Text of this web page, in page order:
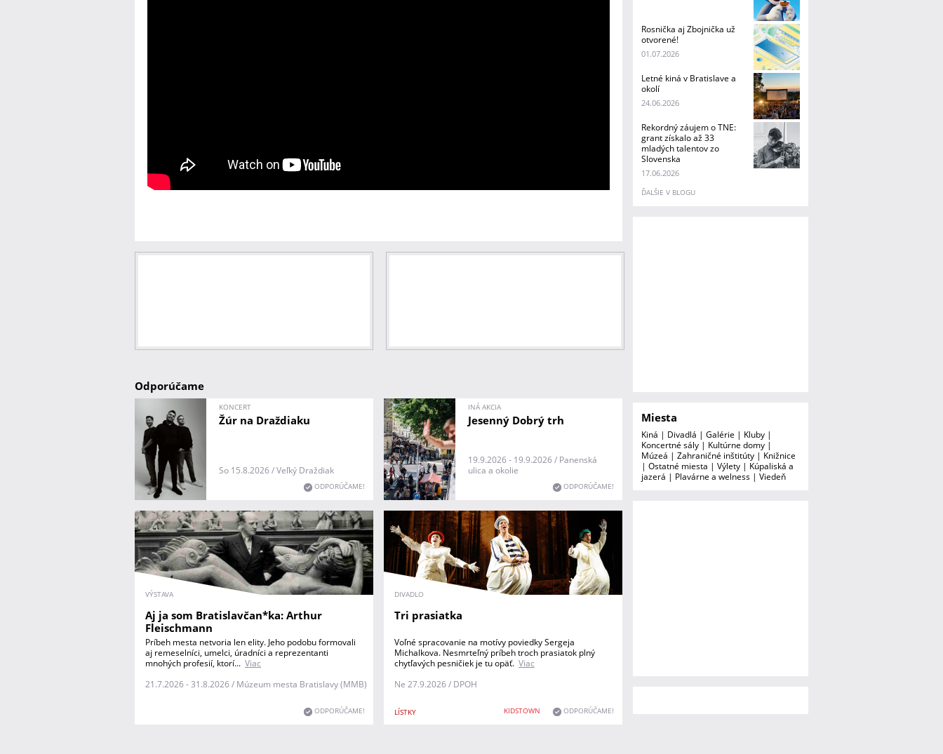
Odporúčame
KONCERT
Žúr na Draždiaku
So 15.8.2026 / Veľký Draždiak
ODPORÚČAME!
INÁ AKCIA
Jesenný Dobrý trh
19.9.2026 - 19.9.2026 / Panenská
ulica a okolie
ODPORÚČAME!
VÝSTAVA
Aj ja som Bratislavčan*ka: Arthur
Fleischmann
Príbeh mesta netvoria len elity. Jeho podobu formovali
aj remeselníci, umelci, úradníci a reprezentanti
mnohých profesií, ktorí... Viac
21.7.2026 - 31.8.2026 / Múzeum mesta Bratislavy (MMB)
ODPORÚČAME!
DIVADLO
Tri prasiatka
LÍSTKY
Voľné spracovanie na motívy poviedky Sergeja
Michalkova. Nesmrteľný príbeh troch prasiatok plný
chytľavých pesničiek je tu opäť. Viac
Ne 27.9.2026 / DPOH
KIDSTOWN ODPORÚČAME!
Rosnička aj Zbojnička už
otvorené!
01.07.2026
Letné kiná v Bratislave a
okolí
24.06.2026
Rekordný záujem o TNE:
grant získalo až 33
mladých talentov zo
Slovenska
17.06.2026
ĎALŠIE V BLOGU
Miesta
Kiná | Divadlá | Galérie | Kluby |
Koncertné sály | Kultúrne domy |
Múzeá | Zahraničné inštitúty | Knižnice
| Ostatné miesta | Výlety | Kúpaliská a
jazerá | Plavárne a welness | Viedeň